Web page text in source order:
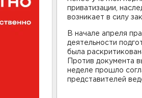
приватизации,
возникает в силу
В начале апреля
деятельности
была
Против документа
неделе прошло
представителей